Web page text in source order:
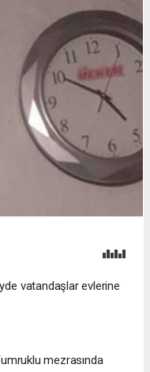
vatandaşlar evlerine
mezrasında